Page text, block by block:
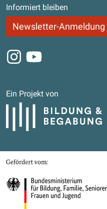
Informiert bleiben
Newsletter-Anmeldung
Instagram
Youtube
Ein Projekt von
Bildung und Begabung
Gefördert von
Bundesministerium für Bildung,